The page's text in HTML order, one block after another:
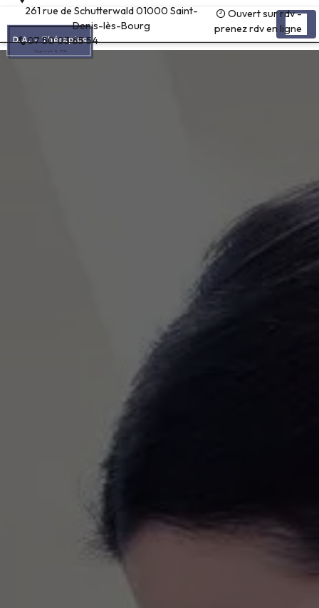
261 rue de Schutterwald 01000 Saint-
Denis-lès-Bourg
07 50 03 65 54
Ouvert sur rdv -
prenez rdv en ligne
Panneau de gestion des cookies